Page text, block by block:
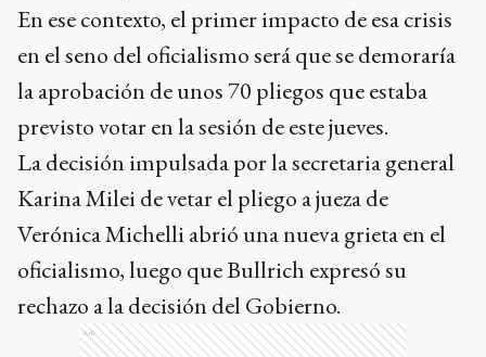
En ese contexto, el primer impacto de esa crisis
en el seno del oficialismo será que se demoraría
la aprobación de unos 70 pliegos que estaba
previsto votar en la sesión de este jueves.
La decisión impulsada por la secretaria general
Karina Milei de vetar el pliego a jueza de
Verónica Michelli abrió una nueva grieta en el
oficialismo, luego que Bullrich expresó su
rechazo a la decisión del Gobierno.
Ads